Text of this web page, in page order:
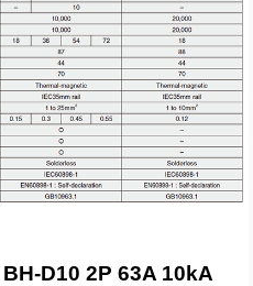
D10 2P 63A 10kA